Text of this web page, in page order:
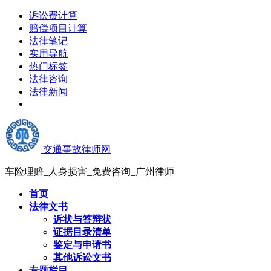
诉讼费计算
赔偿项目计算
法律笔记
实用导航
热门标签
法律咨询
法律新闻
交通事故律师网
车险理赔_人身损害_免费咨询_广州律师
首页
法律文书
诉状与答辩状
证据目录清单
鉴定与申请书
其他诉讼文书